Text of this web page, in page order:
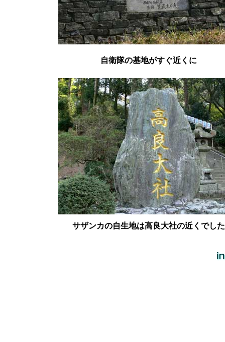
自衛隊の基地がすぐ近くに
サザンカの自生地は高良大社の近くでした